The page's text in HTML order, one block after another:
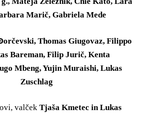
Marič, Gabriela Mede
Thomas Giugovaz, Filippo
Bareman, Filip Jurič, Kenta
Mbeng, Yujin Muraishi, Lukas
Zuschlag
valček Tjaša Kmetec in Lukas